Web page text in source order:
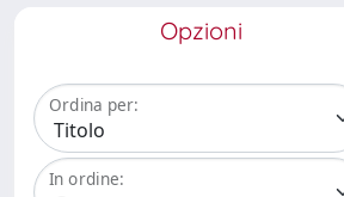
Opzioni
Ordina per:
In ordine: